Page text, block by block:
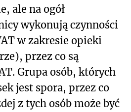
ale na ogół
wykonują czynności
w zakresie opieki
przez co są
Grupa osób, których
jest spora, przez co
z tych osób może być